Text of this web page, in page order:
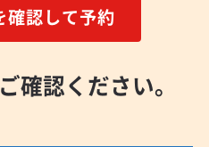
確認して予約
確認ください。